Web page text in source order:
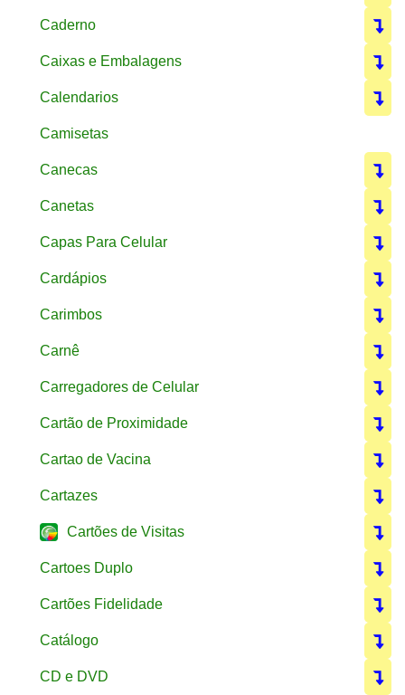
Caderno
Caixas e Embalagens
Calendarios
Camisetas
Canecas
Canetas
Capas Para Celular
Cardápios
Carimbos
Carnê
Carregadores de Celular
Cartão de Proximidade
Cartao de Vacina
Cartazes
Cartões de Visitas
Cartoes Duplo
Cartões Fidelidade
Catálogo
CD e DVD